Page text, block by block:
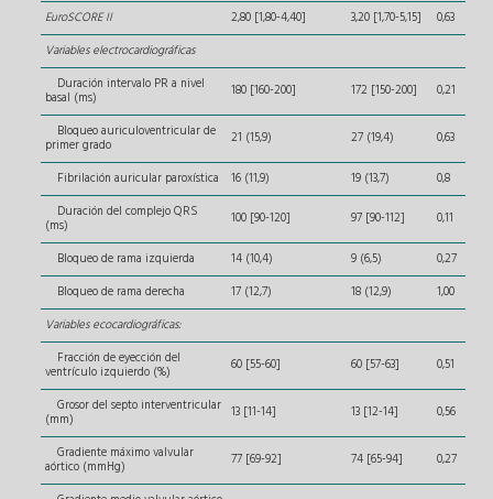
EuroSCORE II
2,80 [1,80-4,40] 3,20 [1,70-5,15]
0,63
Variables electrocardiográficas
Duración intervalo PR a nivel
basal (ms) 180 [160-200] 172 [150-200] 0,21
Bloqueo auriculoventricular de
primer grado 21 (15,9) 27 (19,4) 0,63
Fibrilación auricular paroxística 16 (11,9) 19 (13,7)
0,8
Duración del complejo QRS
(ms) 100 [90-120] 97 [90-112] 0,11
Bloqueo de rama izquierda 14 (10,4) 9 (6,5)
0,27
Bloqueo de rama derecha
17 (12,7) 18 (12,9)
1,00
Variables ecocardiográficas:
Fracción de eyección del
ventrículo izquierdo (%) 60 [55-60] 60 [57-63] 0,51
Grosor del septo interventricular
(mm) 13 [11-14] 13 [12-14] 0,56
Gradiente máximo valvular
aórtico (mmHg) 77 [69-92] 74 [65-94] 0,27